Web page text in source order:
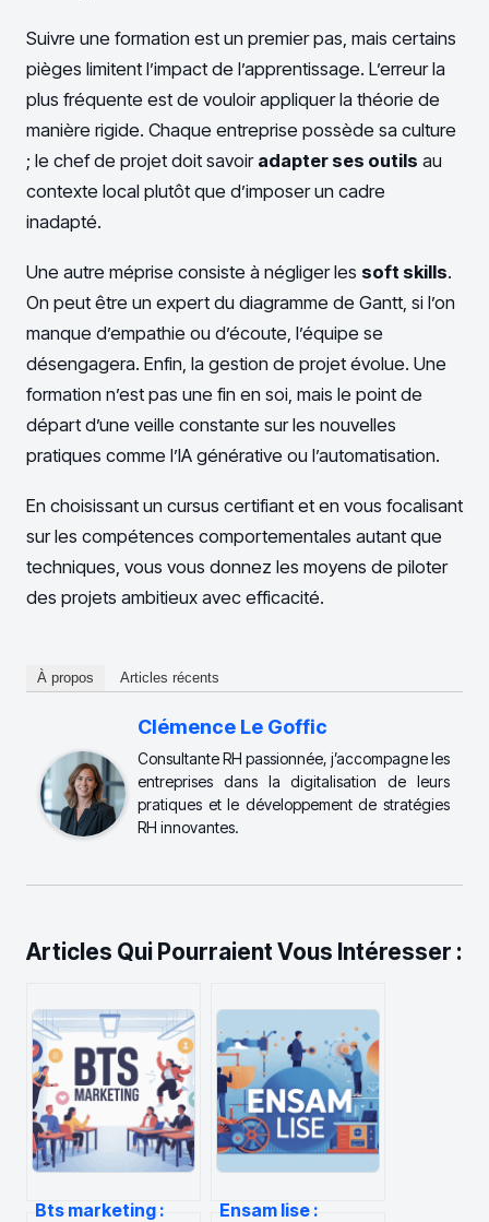
Suivre une formation est un premier pas, mais certains
pièges limitent l’impact de l’apprentissage. L’erreur la
plus fréquente est de vouloir appliquer la théorie de
manière rigide. Chaque entreprise possède sa culture
; le chef de projet doit savoir adapter ses outils au
contexte local plutôt que d’imposer un cadre
inadapté.
Une autre méprise consiste à négliger les soft skills.
On peut être un expert du diagramme de Gantt, si l’on
manque d’empathie ou d’écoute, l’équipe se
désengagera. Enfin, la gestion de projet évolue. Une
formation n’est pas une fin en soi, mais le point de
départ d’une veille constante sur les nouvelles
pratiques comme l’IA générative ou l’automatisation.
En choisissant un cursus certifiant et en vous focalisant
sur les compétences comportementales autant que
techniques, vous vous donnez les moyens de piloter
des projets ambitieux avec efficacité.
À propos Articles récents
Clémence Le Goffic
Consultante RH passionnée, j’accompagne les
entreprises dans la digitalisation de leurs
pratiques et le développement de stratégies
RH innovantes.
Articles Qui Pourraient Vous Intéresser :
Bts marketing :
Ensam lise :